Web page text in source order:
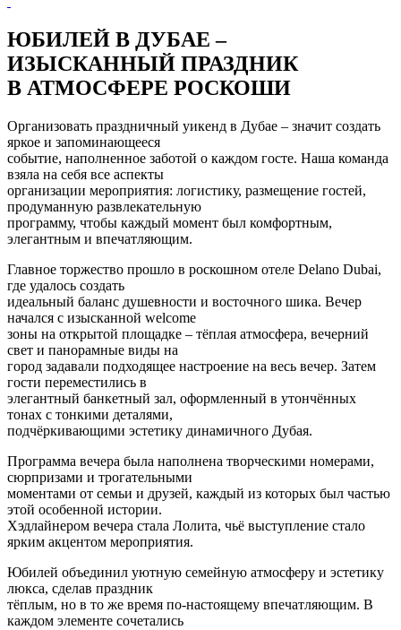
ЮБИЛЕЙ В ДУБАЕ –
ИЗЫСКАННЫЙ ПРАЗДНИК
В АТМОСФЕРЕ РОСКОШИ
Организовать праздничный уикенд в Дубае – значит создать
яркое и запоминающееся
событие, наполненное заботой о каждом госте. Наша команда
взяла на себя все аспекты
организации мероприятия: логистику, размещение гостей,
продуманную развлекательную
программу, чтобы каждый момент был комфортным,
элегантным и впечатляющим.
Главное торжество прошло в роскошном отеле Delano Dubai,
где удалось создать
идеальный баланс душевности и восточного шика. Вечер
начался с изысканной welcome
зоны на открытой площадке – тёплая атмосфера, вечерний
свет и панорамные виды на
город задавали подходящее настроение на весь вечер. Затем
гости переместились в
элегантный банкетный зал, оформленный в утончённых
тонах с тонкими деталями,
подчёркивающими эстетику динамичного Дубая.
Программа вечера была наполнена творческими номерами,
сюрпризами и трогательными
моментами от семьи и друзей, каждый из которых был частью
этой особенной истории.
Хэдлайнером вечера стала Лолита, чьё выступление стало
ярким акцентом мероприятия.
Юбилей объединил уютную семейную атмосферу и эстетику
люкса, сделав праздник
тёплым, но в то же время по-настоящему впечатляющим. В
каждом элементе сочетались